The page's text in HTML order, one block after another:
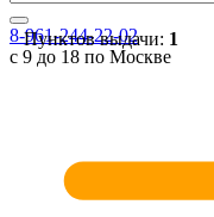
Пунктов выдачи: 1
8-961-244-22-02
с 9 до 18 по Москве